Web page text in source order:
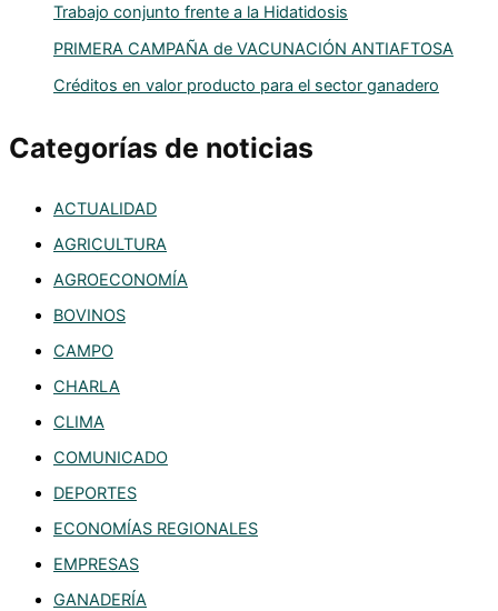
Trabajo conjunto frente a la Hidatidosis
PRIMERA CAMPAÑA de VACUNACIÓN ANTIAFTOSA
Créditos en valor producto para el sector ganadero
Categorías de noticias
ACTUALIDAD
AGRICULTURA
AGROECONOMÍA
BOVINOS
CAMPO
CHARLA
CLIMA
COMUNICADO
DEPORTES
ECONOMÍAS REGIONALES
EMPRESAS
GANADERÍA